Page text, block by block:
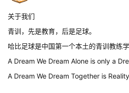
关于我们
青训，先是教育，后是足球。
哈比足球是中国第一个本土的青训教练
A Dream We Dream Alone is only a
A Dream We Dream Together is